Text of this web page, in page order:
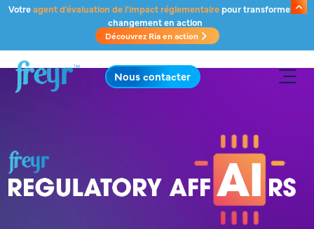
Passer au contenu principal
Votreagent d'évaluation de l'impact réglementairepour transformer le
changement en action
Découvrez Ria en action
.
Nous contacter